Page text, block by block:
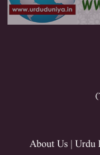
About Us | Urdu